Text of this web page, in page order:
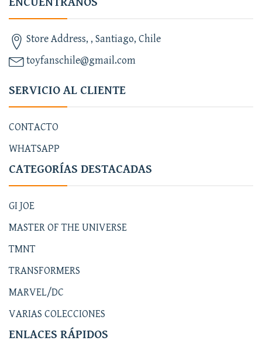
Store Address, , Santiago, Chile
toyfanschile@gmail.com
SERVICIO AL CLIENTE
CONTACTO
WHATSAPP
CATEGORÍAS DESTACADAS
GI JOE
MASTER OF THE UNIVERSE
TMNT
TRANSFORMERS
MARVEL/DC
VARIAS COLECCIONES
ENLACES RÁPIDOS